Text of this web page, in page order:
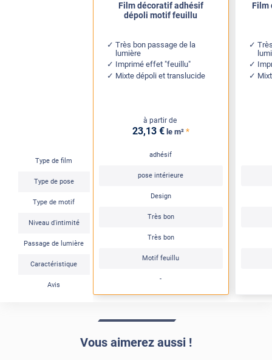
Type de film
Type de pose
Type de motif
Niveau d'intimité
Passage de lumière
Caractéristique
Avis
Film décoratif adhésif
dépoli motif feuillu
Très bon passage de la
lumière
Imprimé effet "feuillu"
Mixte dépoli et translucide
à partir de
23,13 € le m² *
adhésif
pose intérieure
Design
Très bon
Très bon
Motif feuillu
-
Film
Vous aimerez aussi !